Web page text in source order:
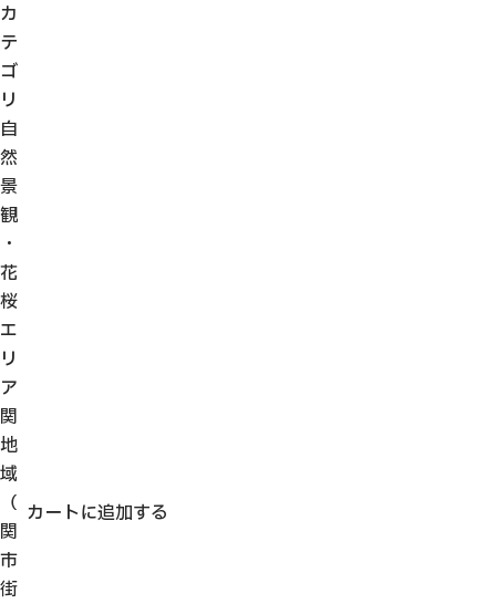
カ
テ
ゴ
リ
自
然
景
観
・
花
桜
エ
リ
ア
関
地
域
（
関
市
街
カートに追加する